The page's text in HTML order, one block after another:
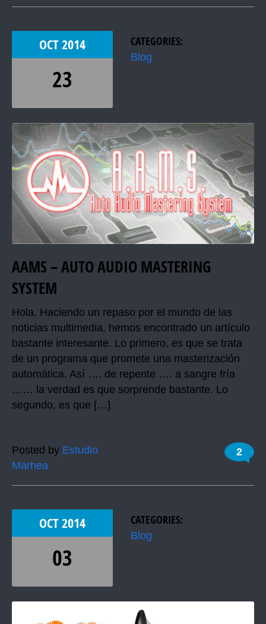
OCT2014
23
CATEGORIES:
Blog
AAMS – AUTO AUDIO MASTERING
SYSTEM
Hola. Haciendo un repaso por el mundo de las
noticias multimedia, hemos encontrado un artículo
bastante interesante. Lo primero, es que se trata
de un programa que promete una masterización
automática. Así …. de repente …. a sangre fría
…… la verdad es que sorprende bastante. Lo
segundo, es que […]
Posted by Estudio
Marhea
2
OCT2014
03
CATEGORIES:
Blog